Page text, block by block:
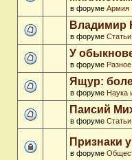
в форуме Армия
Владимир
в форуме
У
в форуме Разное
Ящур:
в форуме Наука
Паисий
в форуме
Признаки
в форуме